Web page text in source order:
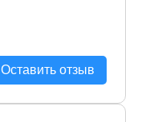
Оставить отзыв